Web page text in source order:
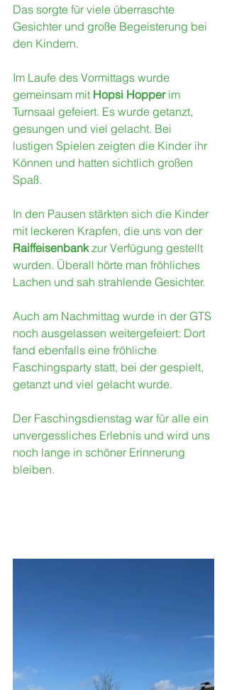
Das sorgte für viele überraschte
Gesichter und große Begeisterung bei
den Kindern.
Im Laufe des Vormittags wurde
gemeinsam mit Hopsi Hopper im
Turnsaal gefeiert. Es wurde getanzt,
gesungen und viel gelacht. Bei
lustigen Spielen zeigten die Kinder ihr
Können und hatten sichtlich großen
Spaß.
In den Pausen stärkten sich die Kinder
mit leckeren Krapfen, die uns von der
Raiffeisenbank zur Verfügung gestellt
wurden. Überall hörte man fröhliches
Lachen und sah strahlende Gesichter.
Auch am Nachmittag wurde in der GTS
noch ausgelassen weitergefeiert: Dort
fand ebenfalls eine fröhliche
Faschingsparty statt, bei der gespielt,
getanzt und viel gelacht wurde.
Der Faschingsdienstag war für alle ein
unvergessliches Erlebnis und wird uns
noch lange in schöner Erinnerung
bleiben.